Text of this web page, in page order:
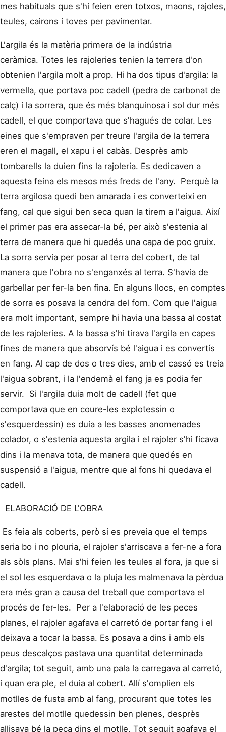
mes habituals que s'hi feien eren totxos, maons, rajoles,
teules, cairons i toves per pavimentar.
L'argila és la matèria primera de la indústria
ceràmica. Totes les rajoleries tenien la terrera d'on
obtenien l'argila molt a prop. Hi ha dos tipus d'argila: la
vermella, que portava poc cadell (pedra de carbonat de
calç) i la sorrera, que és més blanquinosa i sol dur més
cadell, el que comportava que s'hagués de colar. Les
eines que s'empraven per treure l'argila de la terrera
eren el magall, el xapu i el cabàs. Desprès amb
tombarells la duien fins la rajoleria. Es dedicaven a
aquesta feina els mesos més freds de l'any. Perquè la
terra argilosa quedi ben amarada i es converteixi en
fang, cal que sigui ben seca quan la tirem a l'aigua. Així
el primer pas era assecar-la bé, per això s'estenia al
terra de manera que hi quedés una capa de poc gruix.
La sorra servia per posar al terra del cobert, de tal
manera que l'obra no s'enganxés al terra. S'havia de
garbellar per fer-la ben fina. En alguns llocs, en comptes
de sorra es posava la cendra del forn. Com que l'aigua
era molt important, sempre hi havia una bassa al costat
de les rajoleries. A la bassa s'hi tirava l'argila en capes
fines de manera que absorvís bé l'aigua i es convertís
en fang. Al cap de dos o tres dies, amb el cassó es treia
l'aigua sobrant, i la l'endemà el fang ja es podia fer
servir. Si l'argila duia molt de cadell (fet que
comportava que en coure-les explotessin o
s'esquerdessin) es duia a les basses anomenades
colador, o s'estenia aquesta argila i el rajoler s'hi ficava
dins i la menava tota, de manera que quedés en
suspensió a l'aigua, mentre que al fons hi quedava el
cadell.
ELABORACIÓ DE L'OBRA
Es feia als coberts, però si es preveia que el temps
seria bo i no plouria, el rajoler s'arriscava a fer-ne a fora
als sòls plans. Mai s'hi feien les teules al fora, ja que si
el sol les esquerdava o la pluja les malmenava la pèrdua
era més gran a causa del treball que comportava el
procés de fer-les. Per a l'elaboració de les peces
planes, el rajoler agafava el carretó de portar fang i el
deixava a tocar la bassa. Es posava a dins i amb els
peus descalços pastava una quantitat determinada
d'argila; tot seguit, amb una pala la carregava al carretó,
i quan era ple, el duia al cobert. Allí s'omplien els
motlles de fusta amb al fang, procurant que totes les
arestes del motlle quedessin ben plenes, desprès
allisava bé la peça dins el motlle. Tot seguit agafava el